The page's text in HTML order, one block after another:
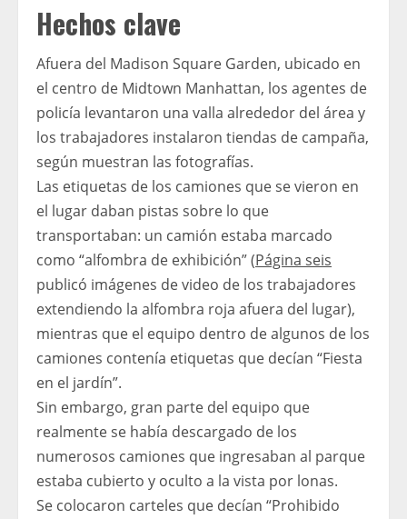
Hechos clave
Afuera del Madison Square Garden, ubicado en
el centro de Midtown Manhattan, los agentes de
policía levantaron una valla alrededor del área y
los trabajadores instalaron tiendas de campaña,
según muestran las fotografías.
Las etiquetas de los camiones que se vieron en
el lugar daban pistas sobre lo que
transportaban: un camión estaba marcado
como “alfombra de exhibición” (Página seis
publicó imágenes de video de los trabajadores
extendiendo la alfombra roja afuera del lugar),
mientras que el equipo dentro de algunos de los
camiones contenía etiquetas que decían “Fiesta
en el jardín”.
Sin embargo, gran parte del equipo que
realmente se había descargado de los
numerosos camiones que ingresaban al parque
estaba cubierto y oculto a la vista por lonas.
Se colocaron carteles que decían “Prohibido